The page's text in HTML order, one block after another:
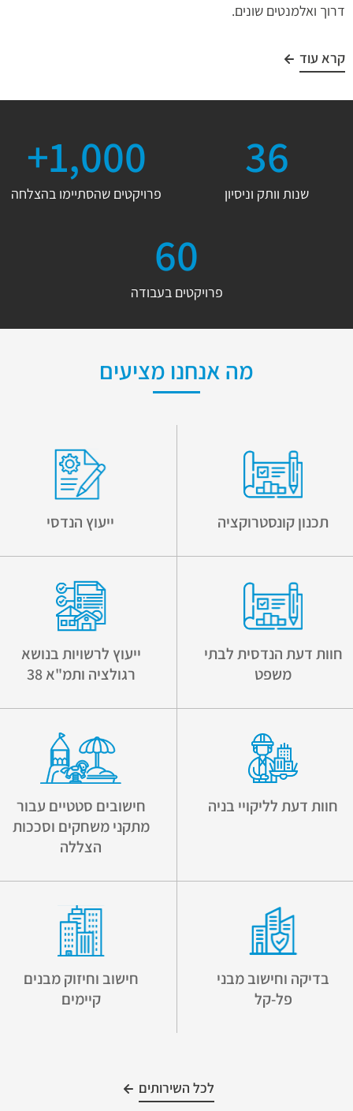
דרוך ואלמנטים שונים.
קרא עוד
36
שנות וותק וניסיון
1,000+
פרויקטים שהסתיימו בהצלחה
60
פרויקטים בעבודה
מה אנחנו מציעים
תכנון קונסטרוקציה ייעוץ הנדסי
חוות דעת הנדסית לבתי
משפט
ייעוץ לרשויות בנושא
רגולציה ותמ"א 38
חוות דעת לליקויי בניה
חישובים סטטיים עבור
מתקני משחקים וסככות
הצללה
בדיקה וחישוב מבני
פל-קל
חישוב וחיזוק מבנים
קיימים
לכל השירותים